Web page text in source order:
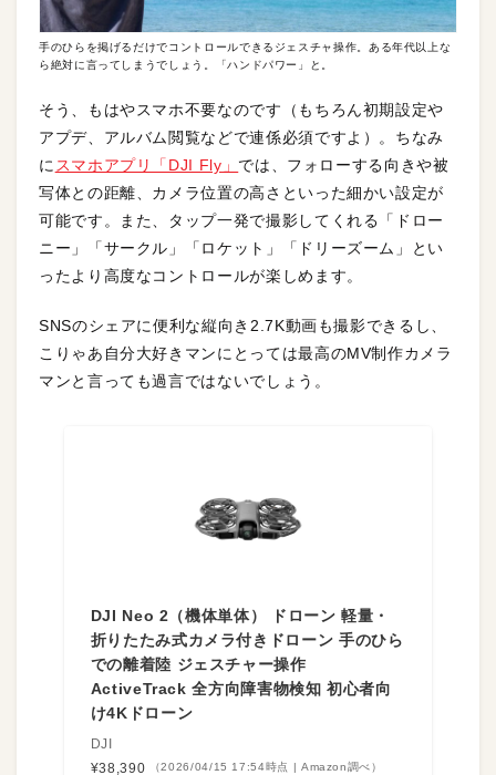
手のひらを掲げるだけでコントロールできるジェスチャ操作。ある年代以上な
ら絶対に言ってしまうでしょう。「ハンドパワー」と。
そう、もはやスマホ不要なのです（もちろん初期設定や
アプデ、アルバム閲覧などで連係必須ですよ）。ちなみ
に スマホアプリ「DJI Fly」 では、フォローする向きや被
写体との距離、カメラ位置の高さといった細かい設定が
可能です。また、タップ一発で撮影してくれる「ドロー
ニー」「サークル」「ロケット」「ドリーズーム」とい
ったより高度なコントロールが楽しめます。
SNSのシェアに便利な縦向き2.7K動画も撮影できるし、
こりゃあ自分大好きマンにとっては最高のMV制作カメラ
マンと言っても過言ではないでしょう。
DJI Neo 2（機体単体） ドローン 軽量・
折りたたみ式カメラ付きドローン 手のひら
での離着陸 ジェスチャー操作
ActiveTrack 全方向障害物検知 初心者向
け4Kドローン
DJI
¥38,390
（2026/04/15 17:54時点 | Amazon調べ）